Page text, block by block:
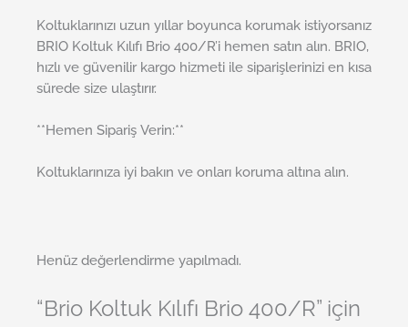
Koltuklarınızı uzun yıllar boyunca korumak istiyorsanız
BRIO Koltuk Kılıfı Brio 400/R’i hemen satın alın. BRIO,
hızlı ve güvenilir kargo hizmeti ile siparişlerinizi en kısa
sürede size ulaştırır.
**Hemen Sipariş Verin:**
Koltuklarınıza iyi bakın ve onları koruma altına alın.
Henüz değerlendirme yapılmadı.
“Brio Koltuk Kılıfı Brio 400/R” için